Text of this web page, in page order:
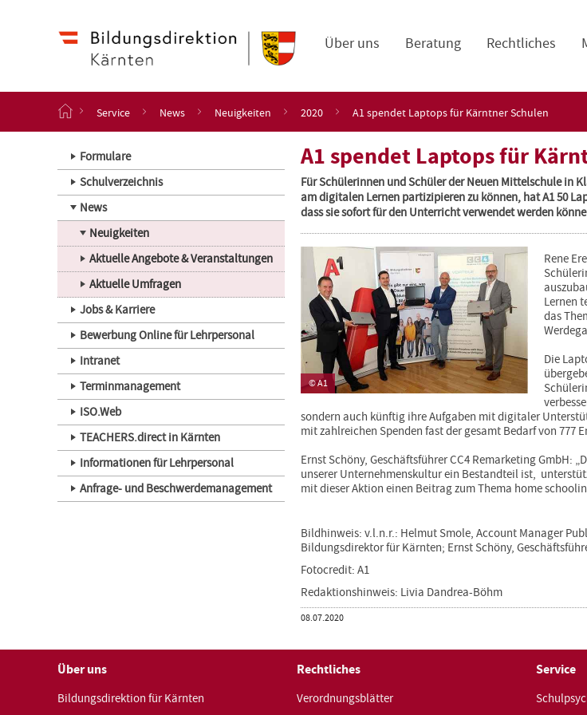
Über uns Beratung Rechtliches
r
t
s
e
Service News Neuigkeiten 2020 A1 spendet Laptops für Kärntner Schulen
Formulare
Schulverzeichnis
News
Neuigkeiten
Aktuelle Angebote & Veranstaltungen
Aktuelle Umfragen
Jobs & Karriere
Bewerbung Online für Lehrpersonal
Intranet
Terminmanagement
ISO.Web
TEACHERS.direct in Kärnten
Informationen für Lehrpersonal
Anfrage- und Beschwerdemanagement
A1 spendet Laptops für
Für Schülerinnen und Schüler der Neuen Mittelschule in
am digitalen Lernen partizipieren zu können, hat A1 50
dass sie sofort für den Unterricht verwendet werden
© A1
Rene
Lernen
das
Die
sondern auch künftig ihre Aufgaben mit digitaler
mit zahlreichen Spenden fast der gesamt Bedarf von 777
Ernst Schöny, Geschäftsführer CC4 Remarketing GmbH:
unserer Unternehmenskultur ein Bestandteil ist,
mit dieser Aktion einen Beitrag zum Thema home
Bildhinweis: v.l.n.r.: Helmut Smole, Account Manager
Bildungsdirektor für Kärnten; Ernst Schöny,
Fotocredit: A1
Redaktionshinweis: Livia Dandrea-Böhm
Veröffentlicht
08.07.2020
Über uns
Bildungsdirektion für Kärnten
Rechtliches
Verordnungsblätter
Service